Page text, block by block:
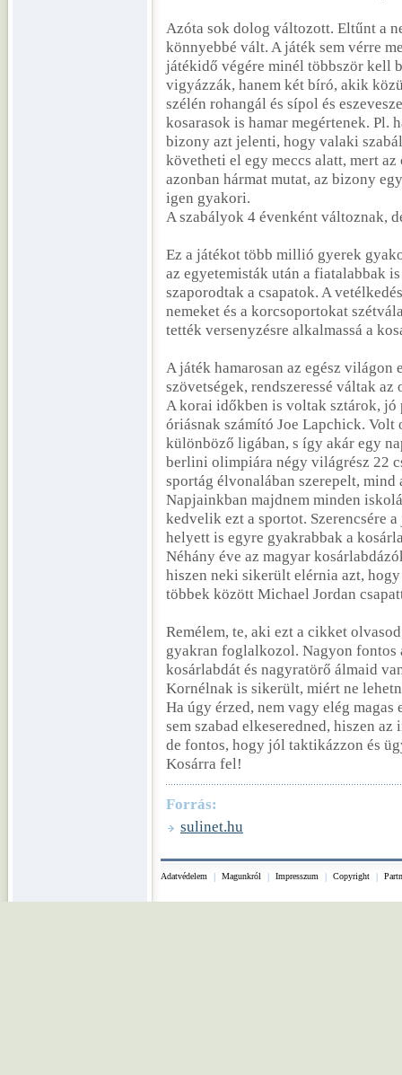
Azóta sok dolog változott. Eltűnt a
könnyebbé vált. A játék sem vérre
játékidő végére minél többször kell
vigyázzák, hanem két bíró, akik
szélén rohangál és sípol és
kosarasok is hamar megértenek.
bizony azt jelenti, hogy valaki
követheti el egy meccs alatt, mert
azonban hármat mutat, az bizony
igen gyakori.
A szabályok 4 évenként változnak,
Ez a játékot több millió gyerek
az egyetemisták után a fiatalabbak
szaporodtak a csapatok. A
nemeket és a korcsoportokat
tették versenyzésre alkalmassá a
A játék hamarosan az egész
szövetségek, rendszeressé váltak
A korai időkben is voltak sztárok, jó
óriásnak számító Joe Lapchick. Volt
különböző ligában, s így akár egy
berlini olimpiára négy világrész 22
sportág élvonalában szerepelt,
Napjainkban majdnem minden
kedvelik ezt a sportot. Szerencsére
helyett is egyre gyakrabbak a
Néhány éve az magyar
hiszen neki sikerült elérnia azt,
többek között Michael Jordan
Remélem, te, aki ezt a cikket
gyakran foglalkozol. Nagyon fontos
kosárlabdát és nagyratörő álmaid
Kornélnak is sikerült, miért ne
Ha úgy érzed, nem vagy elég
sem szabad elkeseredned, hiszen
de fontos, hogy jól taktikázzon és
Kosárra fel!
Forrás:
sulinet.hu
Adatvédelem | Magunkról | Impresszum | Copyright |